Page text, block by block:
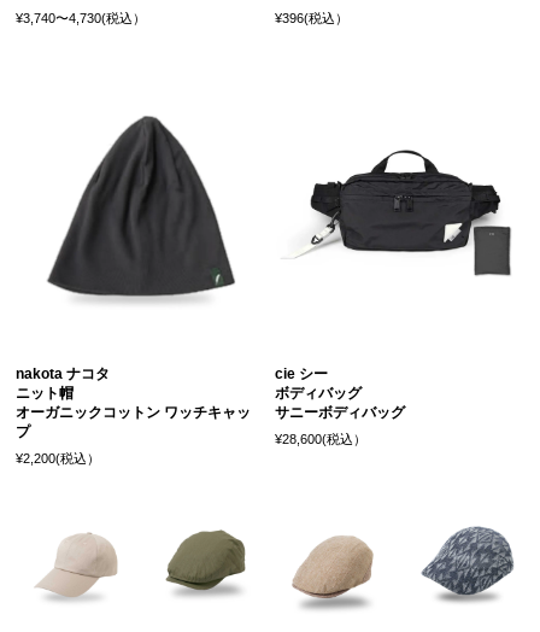
¥3,740〜4,730(税込） ¥396(税込）
nakota ナコタ
ニット帽
オーガニックコットン ワッチキャッ
プ
¥2,200(税込）
cie シー
ボディバッグ
サニーボディバッグ
¥28,600(税込）